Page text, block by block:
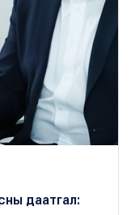
даатгал: